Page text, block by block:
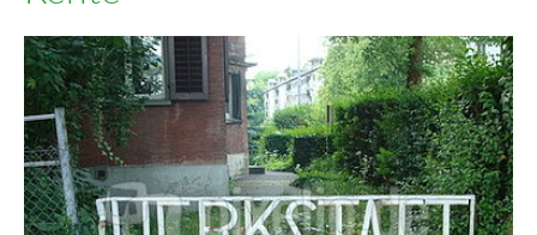
Show larger version for: